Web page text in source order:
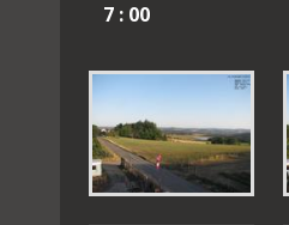
7 : 00